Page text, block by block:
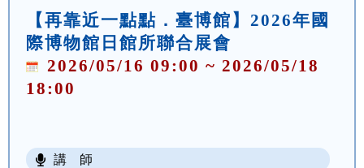
【再靠近一點點．臺博館】2026年國
際博物館日館所聯合展會
2026/05/16 09:00 ~ 2026/05/18
18:00
講 師